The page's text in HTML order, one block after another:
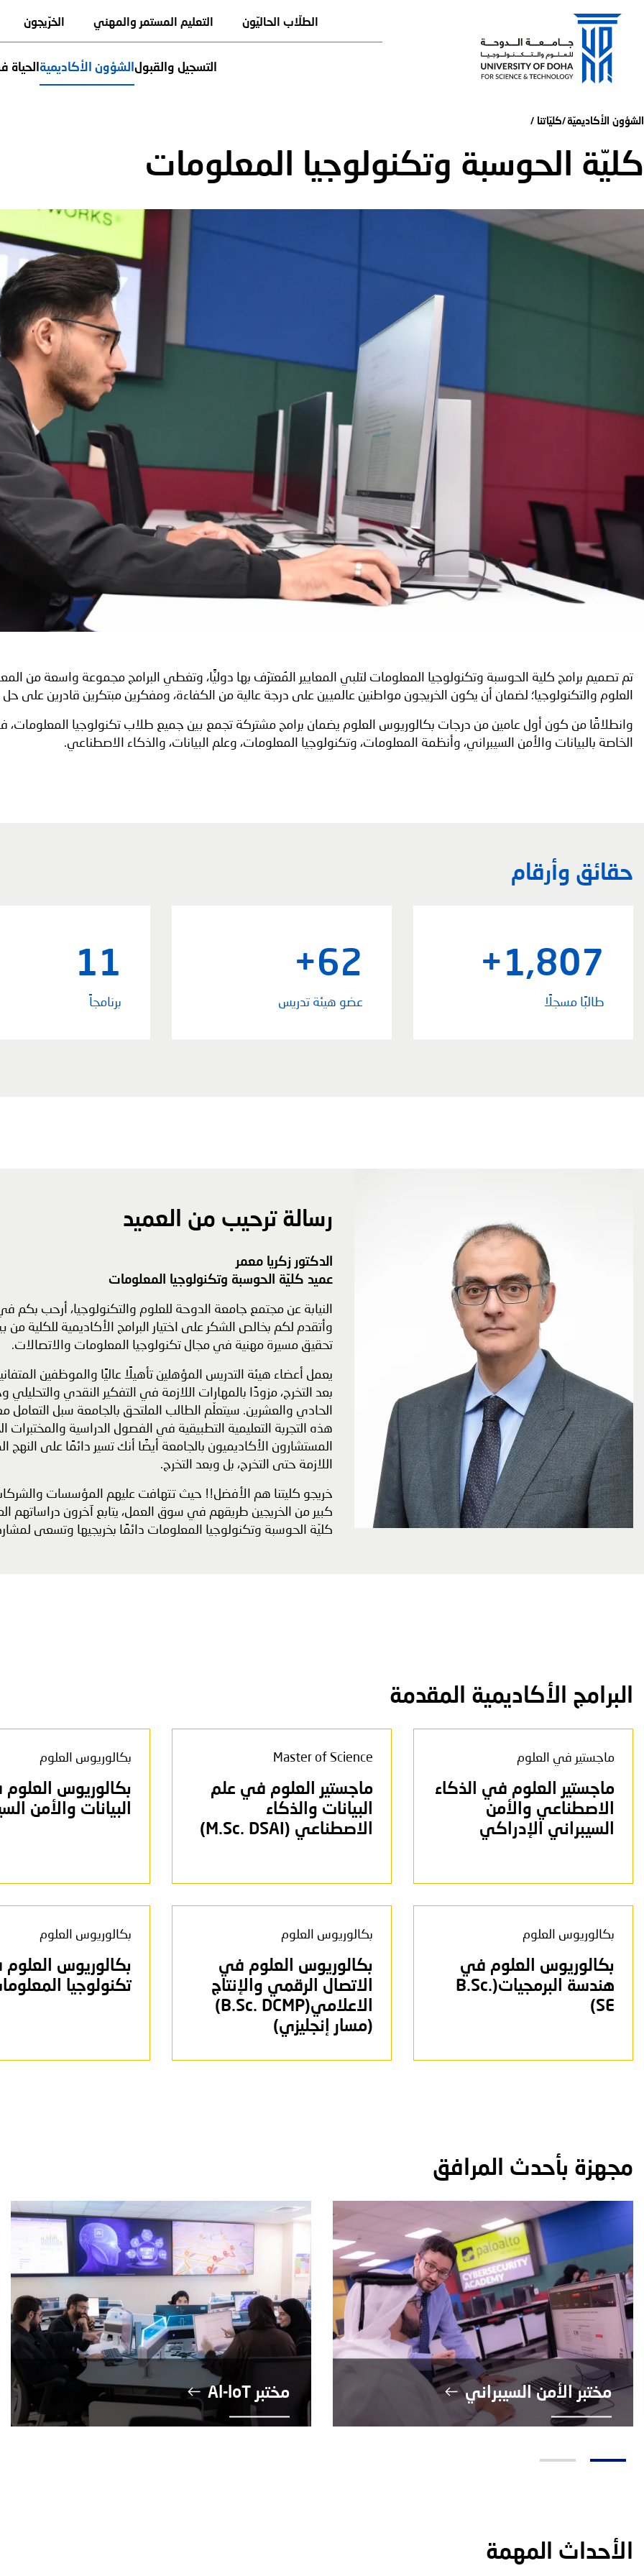
إلى
المحتوى
الرئيسي
Quick links
الطلّاب الحاليّون التعليم المستمر والمهني الخرّيجون
التسجيل والقبولالشؤون الأكاديميةالحياة
الشؤون الأكاديميّة كليّاتنا
كليّة الحوسبة وتكنولوجيا المعلومات
تم تصميم برامج كلية الحوسبة وتكنولوجيا المعلومات لتلبي المعايير المُعترَف بها دوليًّا، وتغطي البرامج مجموعة واسعة من
العلوم والتكنولوجيا؛ لضمان أن يكون الخريجون مواطنين عالميين على درجة عالية من الكفاءة، ومفكرين مبتكرين قادرين على
وانطلاقًا من كون أول عامين من درجات بكالوريوس العلوم يضمان برامج مشتركة تجمع بين جميع طلاب تكنولوجيا المعلومات،
الخاصة بالبيانات والأمن السيبراني، وأنظمة المعلومات، وتكنولوجيا المعلومات، وعلم البيانات، والذكاء الاصطناعي.
حقائق وأرقام
1,807
+
طالبًا مسجلًا
62
+
عضو هيئة تدريس
11
برنامجاً
رسالة ترحيب من العميد
الدكتور زكريا معمر
عميد كليّة الحوسبة وتكنولوجيا المعلومات
النيابة عن مجتمع جامعة الدوحة للعلوم والتكنولوجيا، أرحب بكم
وأتقدم لكم بخالص الشكر على اختيار البرامج الأكاديمية للكلية
تحقيق مسيرة مهنية في مجال تكنولوجيا المعلومات والاتصالات.
يعمل أعضاء هيئة التدريس المؤهلين تأهيلًا عاليًا والموظفين
بعد التخرج، مزودًا بالمهارات اللازمة في التفكير النقدي
الحادي والعشرين. سيتعلّم الطالب الملتحق بالجامعة سبل
هذه التجربة التعليمية التطبيقية في الفصول الدراسية والمختبرات
المستشارون الأكاديميون بالجامعة أيضًا أنك تسير دائمًا على
اللازمة حتى التخرج، بل وبعد التخرج.
خريجو كليتنا هم الأفضل!! حيث تتهافت عليهم المؤسسات
كبير من الخريجين طريقهم في سوق العمل، يتابع آخرون دراساتهم
كليّة الحوسبة وتكنولوجيا المعلومات دائمًا بخريجيها وتسعى
البرامج الأكاديمية المقدمة
ماجستير في العلوم
ماجستير العلوم في الذكاء
الاصطناعي والأمن
السيبراني الإدراكي
Master of Science
ماجستير العلوم في علم
البيانات والذكاء
الاصطناعي (M.Sc. DSAI)
بكالوريوس العلوم
بكالوريوس
البيانات والأمن
بكالوريوس العلوم
بكالوريوس العلوم في
هندسة البرمجيات(B.Sc.
SE)
بكالوريوس العلوم
بكالوريوس العلوم في
الاتصال الرقمي والإنتاج
الاعلامي(B.Sc. DCMP)
(مسار إنجليزي)
بكالوريوس العلوم
بكالوريوس
تكنولوجيا
مجهزة بأحدث المرافق
مختبر الأمن السيبراني مختبر Al-loT
الأحداث المهمة